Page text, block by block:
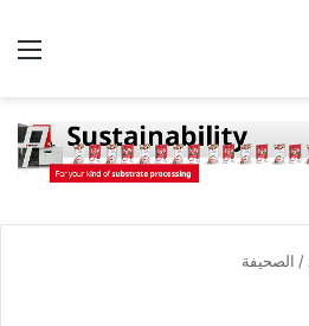
/ الصحيفة